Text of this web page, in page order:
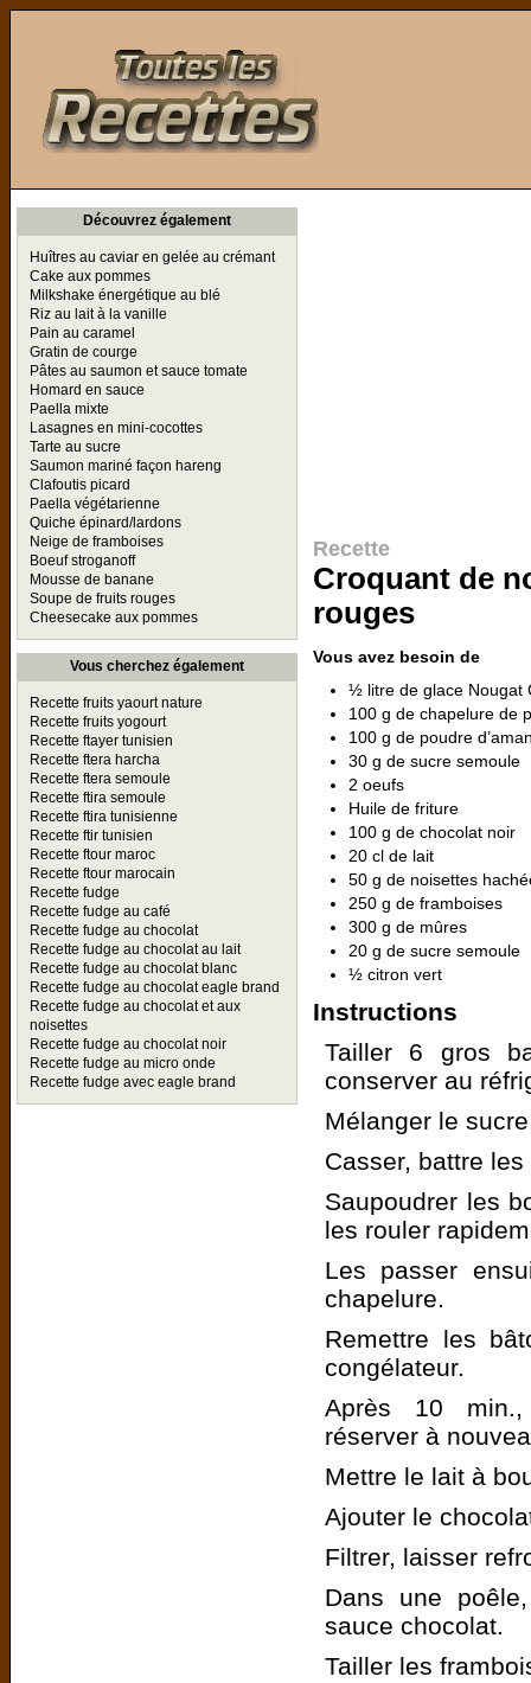
Découvrez également
Huîtres au caviar en gelée au crémant
Cake aux pommes
Milkshake énergétique au blé
Riz au lait à la vanille
Pain au caramel
Gratin de courge
Pâtes au saumon et sauce tomate
Homard en sauce
Paella mixte
Lasagnes en mini-cocottes
Tarte au sucre
Saumon mariné façon hareng
Clafoutis picard
Paella végétarienne
Quiche épinard/lardons
Neige de framboises
Boeuf stroganoff
Mousse de banane
Soupe de fruits rouges
Cheesecake aux pommes
Vous cherchez également
Recette fruits yaourt nature
Recette fruits yogourt
Recette ftayer tunisien
Recette ftera harcha
Recette ftera semoule
Recette ftira semoule
Recette ftira tunisienne
Recette ftir tunisien
Recette ftour maroc
Recette ftour marocain
Recette fudge
Recette fudge au café
Recette fudge au chocolat
Recette fudge au chocolat au lait
Recette fudge au chocolat blanc
Recette fudge au chocolat eagle brand
Recette fudge au chocolat et aux
noisettes
Recette fudge au chocolat noir
Recette fudge au micro onde
Recette fudge avec eagle brand
Recette
Croquant de
rouges
Vous avez besoin de
½ litre de glace Nougat
100 g de chapelure de
100 g de poudre
30 g de sucre semoule
2 oeufs
Huile de friture
100 g de chocolat noir
20 cl de lait
50 g de noisettes
250 g de framboises
300 g de mûres
20 g de sucre semoule
½ citron vert
Instructions
Tailler 6 gros
conserver au
Mélanger le
Casser, battre
Saupoudrer les
les rouler
Les passer
chapelure.
Remettre les
congélateur.
Après 10 min.,
réserver à
Mettre le lait à
Ajouter le
Filtrer, laisser
Dans une
sauce chocolat.
Tailler les